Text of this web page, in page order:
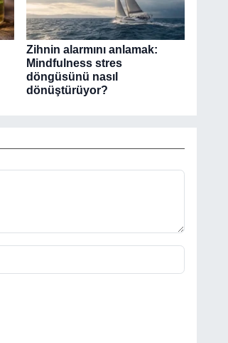
Zihnin alarmını anlamak:
Mindfulness stres
döngüsünü nasıl
dönüştürüyor?